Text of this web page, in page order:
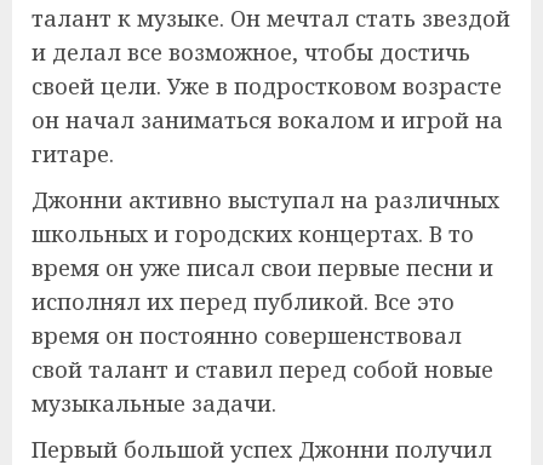
талант к музыке. Он мечтал стать звездой
и делал все возможное, чтобы достичь
своей цели. Уже в подростковом возрасте
он начал заниматься вокалом и игрой на
гитаре.
Джонни активно выступал на различных
школьных и городских концертах. В то
время он уже писал свои первые песни и
исполнял их перед публикой. Все это
время он постоянно совершенствовал
свой талант и ставил перед собой новые
музыкальные задачи.
Первый большой успех Джонни получил